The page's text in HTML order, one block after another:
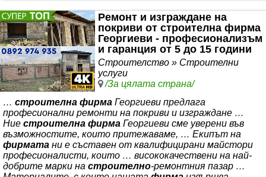
Сортиране на керемиди. 18. Полагане на хидроизолация
Ремонт и изграждане на
покриви от строителна фирма
Георгиеви - професионализъм
и гаранция от 5 до 15 години
Строителство » Строителни
услуги
/За цялата страна/
… строителна фирма Георгиеви предлага
професионални ремонти на покриви и изграждане …
Ние строителна фирма Георгиеви сме уверени във
възможностите, които притежаваме, … Екипът на
фирмата ни е съставен от квалифицирани майстори
професионалисти, които … висококачествени на най-
добрите марки на строително-ремонтния пазар …